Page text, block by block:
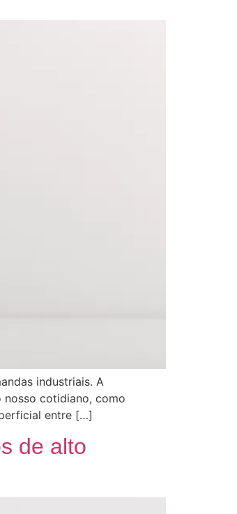
industriais. A
nosso cotidiano, como
entre […]
de alto